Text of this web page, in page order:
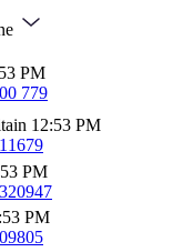
PM
779
12:53 PM
PM
PM